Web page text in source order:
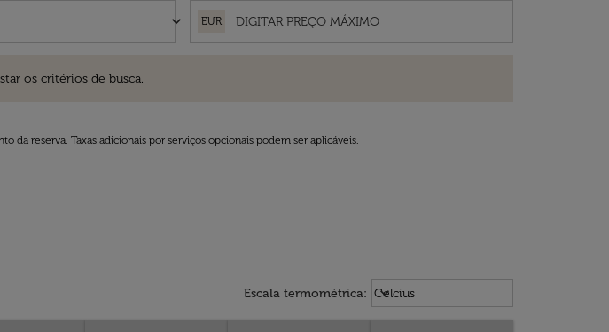
keyboard_arrow_down EUR
os critérios de busca.
da reserva. Taxas adicionais por serviços opcionais podem ser aplicáveis.
Escala termométrica: Weather unit option Celcius
Celcius
keyboard_arrow_down